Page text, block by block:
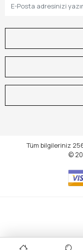
Tüm bilgileriniz
©